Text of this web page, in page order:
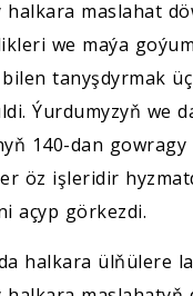
maslahat
we maýa goýum
tanyşdyrmak
Ýurdumyzyň we
140-dan gowragy
öz işleridir
açyp görkezdi.
halkara ülňülere